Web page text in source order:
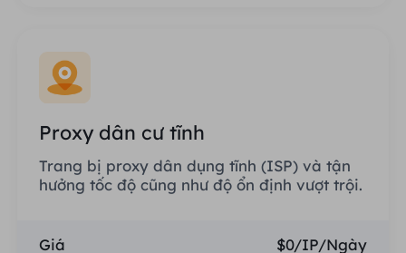
Proxy dân cư tĩnh
Trang bị proxy dân dụng tĩnh (ISP) và tận
hưởng tốc độ cũng như độ ổn định vượt trội.
Giá
$0/IP/Ngày